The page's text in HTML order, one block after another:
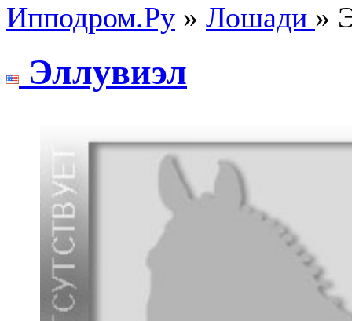
Ипподром.Ру » Лошади »
Эллувиэл